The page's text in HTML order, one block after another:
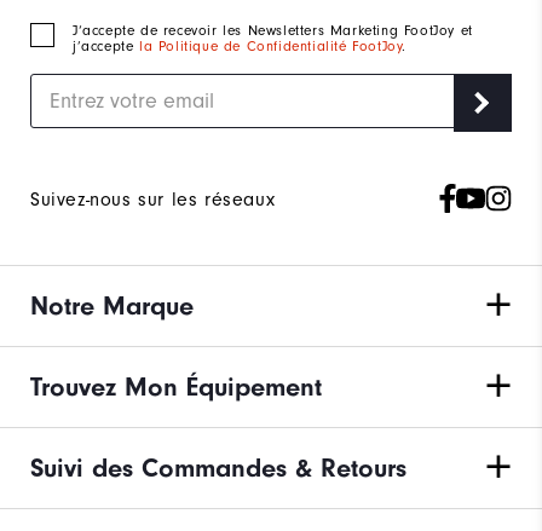
J‘accepte de recevoir les Newsletters Marketing FootJoy et
j’accepte
la Politique de Confidentialité FootJoy.
Suivez-nous sur les réseaux
Notre Marque
Trouvez Mon Équipement
Suivi des Commandes & Retours